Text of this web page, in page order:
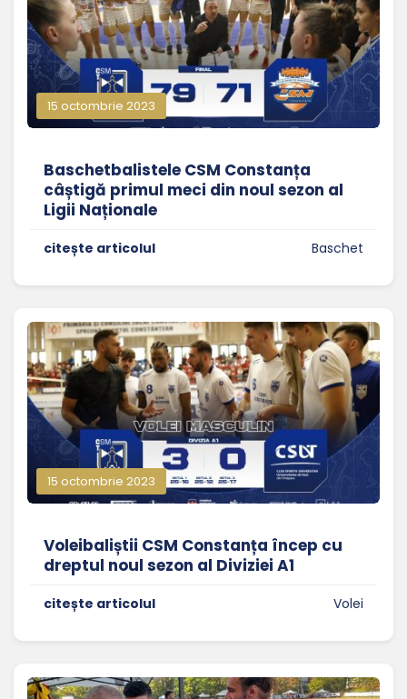
15 octombrie 2023
Baschetbalistele CSM Constanța
câștigă primul meci din noul sezon al
Ligii Naționale
citește articolul Baschet
15 octombrie 2023
Voleibaliștii CSM Constanța încep cu
dreptul noul sezon al Diviziei A1
citește articolul Volei